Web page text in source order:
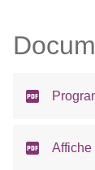
Affiche